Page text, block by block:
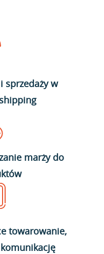
sprzedaży w
marży do
towarowanie,